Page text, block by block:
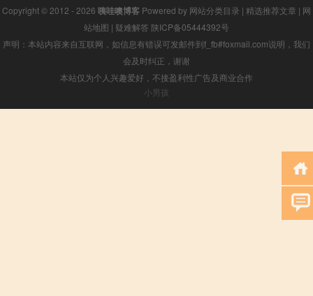
Copyright © 2012 - 2026 咦哇噢博客 Powered by 网站分类目录 | 精选推荐文章 | 网
站地图 | 疑难解答 陕ICP备05444392号
声明：本站内容来自互联网，如信息有错误可发邮件到f_fb#foxmail.com说明，我们
会及时纠正，谢谢
本站仅为个人兴趣爱好，不接盈利性广告及商业合作
小男孩